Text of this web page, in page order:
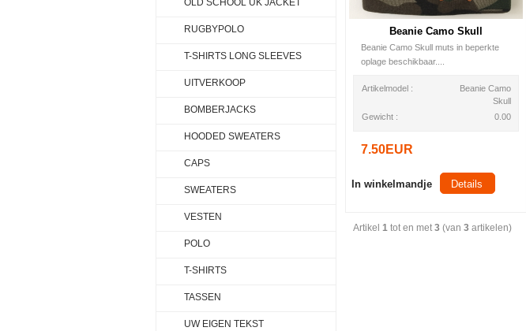
Beanie Camo Skull
Beanie Camo Skull muts in beperkte
oplage beschikbaar....
Artikelmodel :
Beanie Camo
Skull
Gewicht :
0.00
7.50EUR
In winkelmandje Details
Artikel 1 tot en met3 (van 3 artikelen)
OLD SCHOOL UK JACKET
RUGBYPOLO
T-SHIRTS LONG SLEEVES
UITVERKOOP
BOMBERJACKS
HOODED SWEATERS
CAPS
SWEATERS
VESTEN
POLO
T-SHIRTS
TASSEN
UW EIGEN TEKST